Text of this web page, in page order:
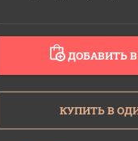
ДОБАВИТЬ
КУПИТЬ В